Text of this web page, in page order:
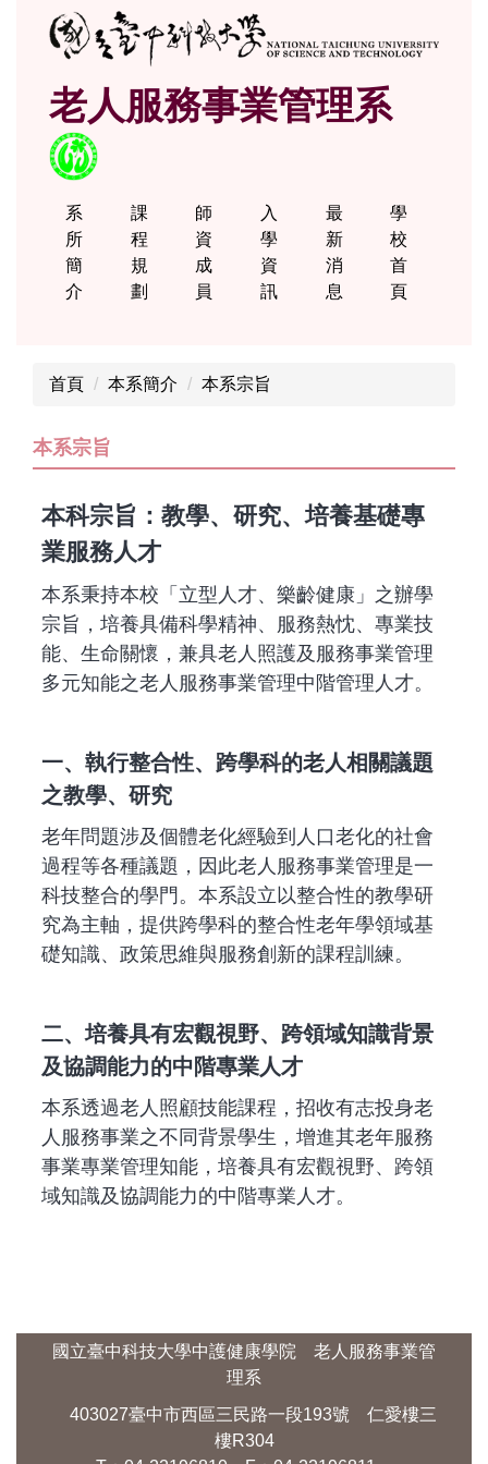
老人服務事業管理系
系
所
簡
介
課
程
規
劃
師
資
成
員
入
學
資
訊
最
新
消
息
學
校
首
頁
首頁 本系簡介 本系宗旨
本系宗旨
本科宗旨：教學、研究、培養基礎專
業服務人才
本系秉持本校「立型人才、樂齡健康」之辦學
宗旨，培養具備科學精神、服務熱忱、專業技
能、生命關懷，兼具老人照護及服務事業管理
多元知能之老人服務事業管理中階管理人才。
一、執行整合性、跨學科的老人相關議題
之教學、研究
老年問題涉及個體老化經驗到人口老化的社會
過程等各種議題，因此老人服務事業管理是一
科技整合的學門。本系設立以整合性的教學研
究為主軸，提供跨學科的整合性老年學領域基
礎知識、政策思維與服務創新的課程訓練。
二、培養具有宏觀視野、跨領域知識背景
及協調能力的中階專業人才
本系透過老人照顧技能課程，招收有志投身老
人服務事業之不同背景學生，增進其老年服務
事業專業管理知能，培養具有宏觀視野、跨領
域知識及協調能力的中階專業人才。
國立臺中科技大學中護健康學院 老人服務事業管
理系
403027臺中市西區三民路一段193號 仁愛樓三
樓R304